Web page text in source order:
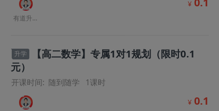
有道升学规划师
¥
升学
【高二数学】专属1对1规划（限时0.1
元）
开课时间: 随到随学 1课时
¥ 0.1